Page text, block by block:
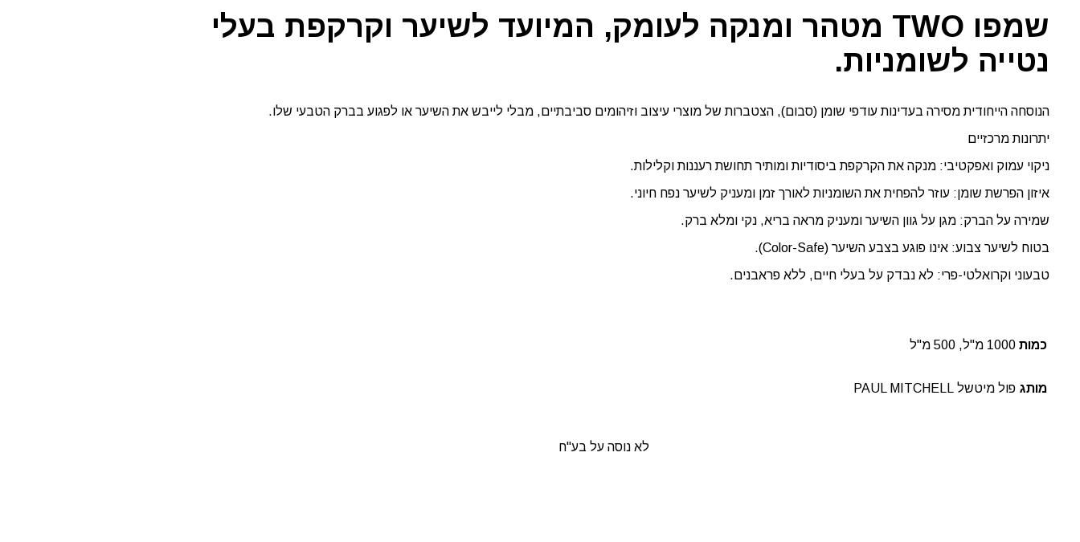
מבית
פול
מיטשל
שמפו TWO מטהר ומנקה לעומק, המיועד לשיער וקרקפת בעלי
נטייה לשומניות.
הנוסחה הייחודית מסירה בעדינות עודפי שומן (סבום), הצטברות של מוצרי עיצוב וזיהומים סביבתיים, מבלי לייבש את השיער או לפגוע בברק הטבעי שלו.
יתרונות מרכזיים
ניקוי עמוק ואפקטיבי: מנקה את הקרקפת ביסודיות ומותיר תחושת רעננות וקלילות.
איזון הפרשת שומן: עוזר להפחית את השומניות לאורך זמן ומעניק לשיער נפח חיוני.
שמירה על הברק: מגן על גוון השיער ומעניק מראה בריא, נקי ומלא ברק.
בטוח לשיער צבוע: אינו פוגע בצבע השיער (Color-Safe).
טבעוני וקרואלטי-פרי: לא נבדק על בעלי חיים, ללא פראבנים.
כמות 1000 מ"ל, 500 מ"ל
מותג פול מיטשל PAUL MITCHELL
לא נוסה על בע"ח